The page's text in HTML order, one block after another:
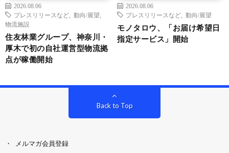
2026.08.06
プレスリリースなど
動向/展望
物流施設
住友林業グループ、神奈川・
厚木で初の自社運営型物流拠
点が稼働開始
2026.08.06
プレスリリースなど
動向/展望
モノタロウ、「お届け希望日
指定サービス」開始
Back to Top
メルマガ会員登録